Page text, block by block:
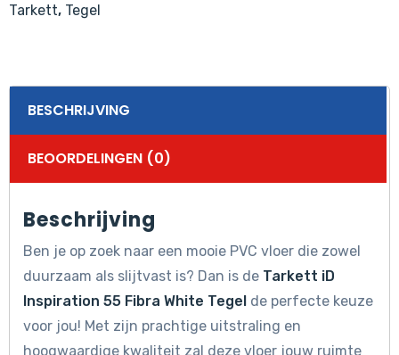
aantal
Tarkett, Tegel
BESCHRIJVING
BEOORDELINGEN (0)
Beschrijving
Ben je op zoek naar een mooie PVC vloer die zowel
duurzaam als slijtvast is? Dan is de Tarkett iD
Inspiration 55 Fibra White Tegel de perfecte keuze
voor jou! Met zijn prachtige uitstraling en
hoogwaardige kwaliteit zal deze vloer jouw ruimte